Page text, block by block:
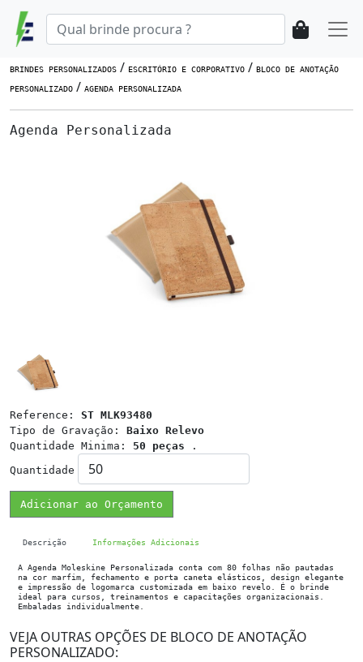
BRINDES PERSONALIZADOS / ESCRITÓRIO E CORPORATIVO / BLOCO DE ANOTAÇÃO
PERSONALIZADO / AGENDA PERSONALIZADA
Agenda Personalizada
Reference: ST MLK93480
Tipo de Gravação: Baixo Relevo
Quantidade Minima: 50 peças .
Quantidade
Adicionar ao Orçamento
Descrição Informações Adicionais
A Agenda Moleskine Personalizada conta com 80 folhas não pautadas
na cor marfim, fechamento e porta caneta elásticos, design elegante
e impressão de logomarca customizada em baixo revelo. É o brinde
ideal para cursos, treinamentos e capacitações organizacionais.
Embaladas individualmente.
VEJA OUTRAS OPÇÕES DE BLOCO DE ANOTAÇÃO
PERSONALIZADO: